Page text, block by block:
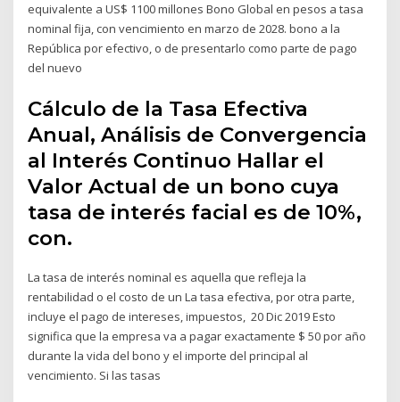
equivalente a US$ 1100 millones Bono Global en pesos a tasa
nominal fija, con vencimiento en marzo de 2028. bono a la
República por efectivo, o de presentarlo como parte de pago
del nuevo
Cálculo de la Tasa Efectiva
Anual, Análisis de Convergencia
al Interés Continuo Hallar el
Valor Actual de un bono cuya
tasa de interés facial es de 10%,
con.
La tasa de interés nominal es aquella que refleja la
rentabilidad o el costo de un La tasa efectiva, por otra parte,
incluye el pago de intereses, impuestos, 20 Dic 2019 Esto
significa que la empresa va a pagar exactamente $ 50 por año
durante la vida del bono y el importe del principal al
vencimiento. Si las tasas